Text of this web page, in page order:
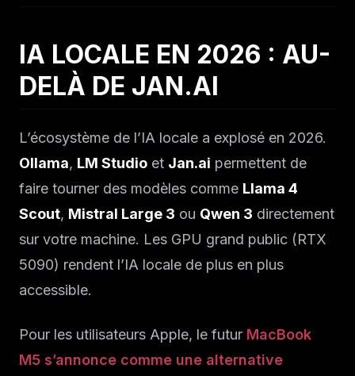
IA LOCALE EN 2026 : AU-
DELÀ DE JAN.AI
L’écosystème de l’IA locale a explosé en 2026.
Ollama, LM Studio et Jan.ai permettent de
faire tourner des modèles comme Llama 4
Scout, Mistral Large 3 ou Qwen 3 directement
sur votre machine. Les GPU grand public (RTX
5090) rendent l’IA locale de plus en plus
accessible.
Pour les utilisateurs Apple, le futur MacBook
M5 s’annonce comme une alternative